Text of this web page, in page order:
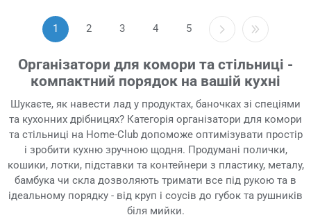
1 2 3 4 5
Організатори для комори та стільниці -
компактний порядок на вашій кухні
Шукаєте, як навести лад у продуктах, баночках зі спеціями
та кухонних дрібницях? Категорія організатори для комори
та стільниці на Home-Club допоможе оптимізувати простір
і зробити кухню зручною щодня. Продумані полички,
кошики, лотки, підставки та контейнери з пластику, металу,
бамбука чи скла дозволяють тримати все під рукою та в
ідеальному порядку - від круп і соусів до губок та рушників
біля мийки.